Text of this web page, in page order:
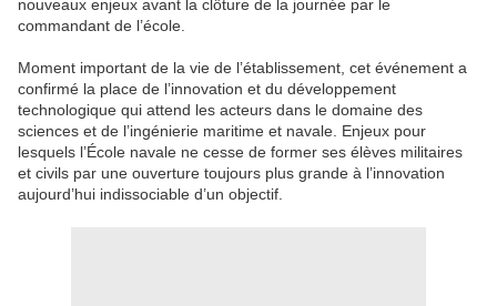
nouveaux enjeux avant la clôture de la journée par le
commandant de l’école.
Moment important de la vie de l’établissement, cet événement a
confirmé la place de l’innovation et du développement
technologique qui attend les acteurs dans le domaine des
sciences et de l’ingénierie maritime et navale. Enjeux pour
lesquels l’École navale ne cesse de former ses élèves militaires
et civils par une ouverture toujours plus grande à l’innovation
aujourd’hui indissociable d’un objectif.